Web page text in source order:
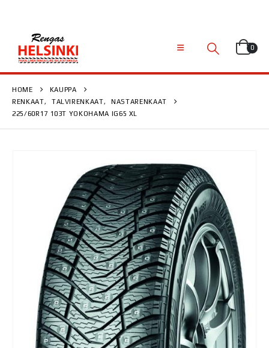
0
HOME
KAUPPA
RENKAAT, TALVIRENKAAT,
NASTARENKAAT
225/60R17 103T YOKOHAMA IG65 XL